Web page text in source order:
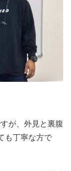
が、外見と裏腹
も丁寧な方で